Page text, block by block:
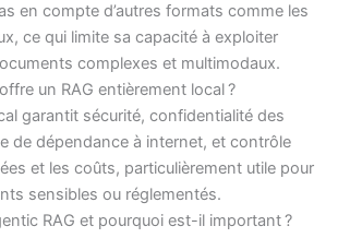
en compte d’autres formats comme les
ce qui limite sa capacité à exploiter
complexes et multimodaux.
un RAG entièrement local ?
garantit sécurité, confidentialité des
de dépendance à internet, et contrôle
et les coûts, particulièrement utile pour
sensibles ou réglementés.
RAG et pourquoi est-il important ?